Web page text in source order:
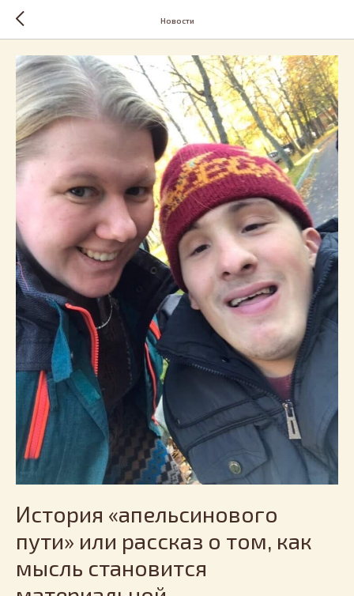
Новости
История «апельсинового
пути» или рассказ о том, как
мысль становится